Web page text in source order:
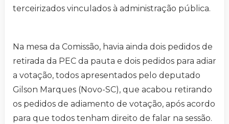
terceirizados vinculados à administração pública.
Na mesa da Comissão, havia ainda dois pedidos de
retirada da PEC da pauta e dois pedidos para adiar
a votação, todos apresentados pelo deputado
Gilson Marques (Novo-SC), que acabou retirando
os pedidos de adiamento de votação, após acordo
para que todos tenham direito de falar na sessão.